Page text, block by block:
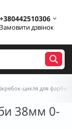
+380442510306
Замовити дзвінок
цикля для фарби
38мм 0-